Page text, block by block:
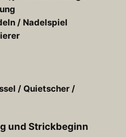
/ Nadelspiel
/ Quietscher /
und Strickbeginn